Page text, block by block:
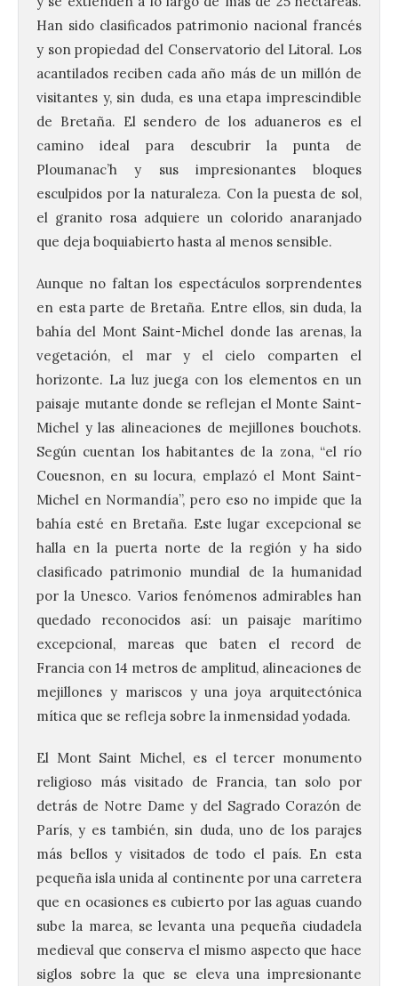
Han sido clasificados patrimonio nacional francés
y son propiedad del Conservatorio del Litoral. Los
acantilados reciben cada año más de un millón de
visitantes y, sin duda, es una etapa imprescindible
de Bretaña. El sendero de los aduaneros es el
camino ideal para descubrir la punta de
Ploumanac’h y sus impresionantes bloques
esculpidos por la naturaleza. Con la puesta de sol,
el granito rosa adquiere un colorido anaranjado
que deja boquiabierto hasta al menos sensible.
Aunque no faltan los espectáculos sorprendentes
en esta parte de Bretaña. Entre ellos, sin duda, la
bahía del Mont Saint-Michel donde las arenas, la
vegetación, el mar y el cielo comparten el
horizonte. La luz juega con los elementos en un
paisaje mutante donde se reflejan el Monte Saint-
Michel y las alineaciones de mejillones bouchots.
Según cuentan los habitantes de la zona, “el río
Couesnon, en su locura, emplazó el Mont Saint-
Michel en Normandía”, pero eso no impide que la
bahía esté en Bretaña. Este lugar excepcional se
halla en la puerta norte de la región y ha sido
clasificado patrimonio mundial de la humanidad
por la Unesco. Varios fenómenos admirables han
quedado reconocidos así: un paisaje marítimo
excepcional, mareas que baten el record de
Francia con 14 metros de amplitud, alineaciones de
mejillones y mariscos y una joya arquitectónica
mítica que se refleja sobre la inmensidad yodada.
El Mont Saint Michel, es el tercer monumento
religioso más visitado de Francia, tan solo por
detrás de Notre Dame y del Sagrado Corazón de
París, y es también, sin duda, uno de los parajes
más bellos y visitados de todo el país. En esta
pequeña isla unida al continente por una carretera
que en ocasiones es cubierto por las aguas cuando
sube la marea, se levanta una pequeña ciudadela
medieval que conserva el mismo aspecto que hace
siglos sobre la que se eleva una impresionante